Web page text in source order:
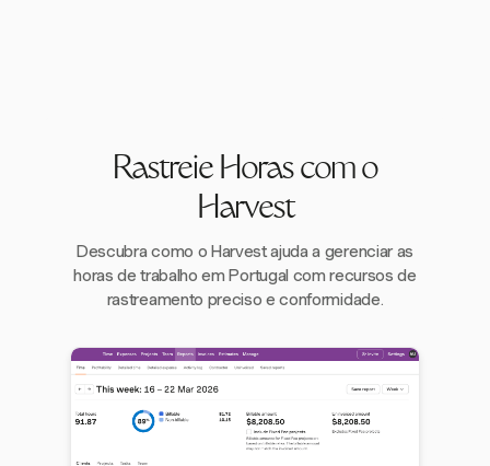
Rastreie Horas com o
Harvest
Descubra como o Harvest ajuda a gerenciar as
horas de trabalho em Portugal com recursos de
rastreamento preciso e conformidade.